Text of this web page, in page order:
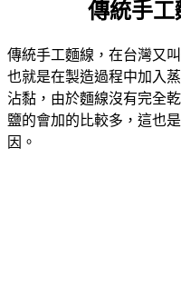
傳統手
傳統手工麵線，在台灣又
也就是在製造過程中加入
沾黏，由於麵線沒有完全
鹽的會加的比較多，這也
因。